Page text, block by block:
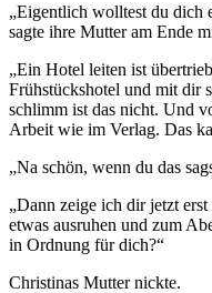
„Eigentlich wolltest du dich
sagte ihre Mutter am Ende
„Ein Hotel leiten ist
Frühstückshotel und mit dir
schlimm ist das nicht. Und
Arbeit wie im Verlag. Das
„Na schön, wenn du das
„Dann zeige ich dir jetzt
etwas ausruhen und zum
in Ordnung für dich?“
Christinas Mutter nickte.